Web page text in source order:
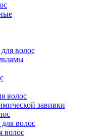
волос
волос
завивки
волос
волос